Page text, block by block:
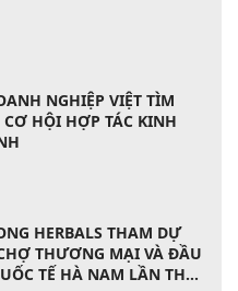
NGHIỆP VIỆT TÌM
CƠ HỘI HỢP TÁC KINH
HERBALS THAM DỰ
THƯƠNG MẠI VÀ ĐẦU
TẾ HÀ NAM LẦN THỨ